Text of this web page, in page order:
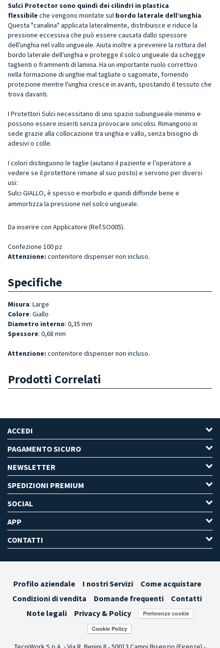
Sulci Protector sono quindi dei cilindri in plastica
flessibile che vengono montate sul bordo laterale dell’unghia.
Questa "canalina" applicata lateralmente, distribuisce e riduce la
pressione eccessiva che può essere causata dallo spessore
dell'unghia nel vallo ungueale. Aiuta inoltre a prevenire la rottura del
bordo laterale dell'unghia e protegge il solco ungueale da schegge
taglienti o frammenti di lamina. Ha un importante ruolo correttivo
nella formazione di unghie mal tagliate o sagomate, fornendo
protezione mentre l'unghia cresce in avanti, spostando il tessuto che
trova davanti.
I Protettori Sulci necessitano di uno spazio subungueale minimo e
possono essere inseriti senza provocare onicolisi. Rimangono in
sede grazie alla collocazione tra unghia e vallo, senza bisogno di
adesivi o colle.
I colori distinguono le taglie (aiutano il paziente e l’operatore a
vedere se il protettore rimane al suo posto) e servono per diversi
usi:
Sulci GIALLO, è spesso e morbido e quindi diffonde bene e
ammortizza la pressione nel solco ungueale.
Da inserire con Applicatore (Ref.SO005).
Confezione 100 pz
Attenzione: contenitore dispenser non incluso.
Specifiche
Misura: Large
Colore: Giallo
Diametro interno: 0,35 mm
Spessore: 0,68 mm
Attenzione: contenitore dispenser non incluso.
Prodotti Correlati
ACCEDI
PAGAMENTO SICURO
NEWSLETTER
SPEDIZIONI PREMIUM
SOCIAL
APP
CONTATTI
Profilo aziendale I nostri Servizi
Come acquistare
Condizioni di vendita
Domande frequenti
Contatti
Note legali
Privacy & Policy Preferenze cookie